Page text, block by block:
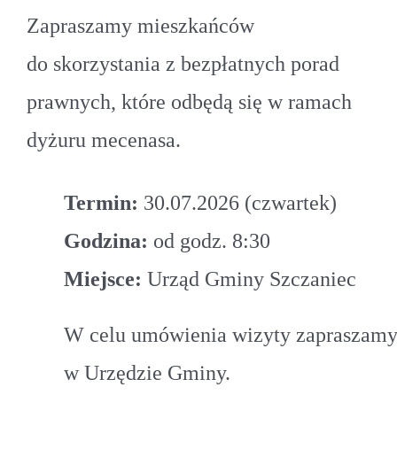
Zapraszamy mieszkańców
do skorzystania z bezpłatnych porad
prawnych, które odbędą się w ramach
dyżuru mecenasa.
Termin: 30.07.2026 (czwartek)
Godzina: od godz. 8:30
Miejsce: Urząd Gminy Szczaniec
W celu umówienia wizyty
w Urzędzie Gminy.